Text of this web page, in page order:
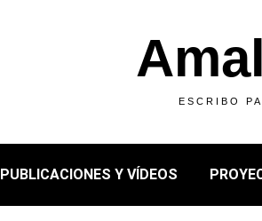
ESCRIBO
PUBLICACIONES Y VÍDEOS